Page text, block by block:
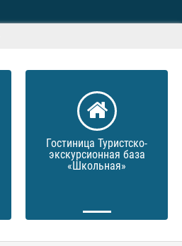
Гостиница Туристско-
экскурсионная база
«Школьная»